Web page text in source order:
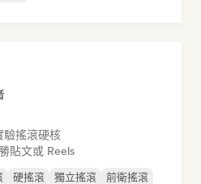
驗搖滾硬核
貼文或 Reels
硬搖滾 獨立搖滾
前衛搖滾